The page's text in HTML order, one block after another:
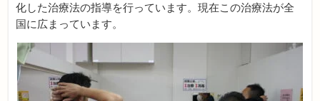
化した治療法の指導を行っています。現在この治療法が全
国に広まっています。